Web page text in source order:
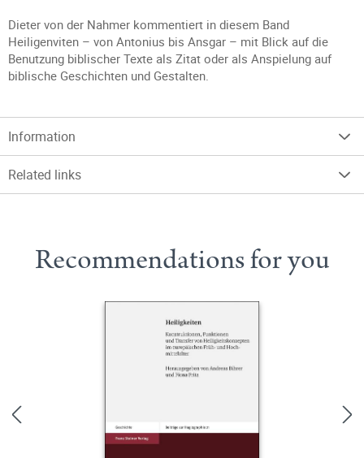
Dieter von der Nahmer kommentiert in diesem Band
Heiligenviten – von Antonius bis Ansgar – mit Blick auf die
Benutzung biblischer Texte als Zitat oder als Anspielung auf
biblische Geschichten und Gestalten.
Information
Related links
Recommendations for you